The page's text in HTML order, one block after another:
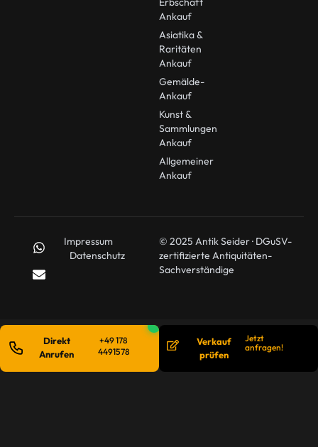
Ankauf
Asiatika &
Raritäten
Ankauf
Gemälde-
Ankauf
Kunst &
Sammlungen
Ankauf
Allgemeiner
Ankauf
Impressum
Datenschutz
© 2025 Antik Seider · DGuSV-
zertifizierte Antiquitäten-
Sachverständige
Direkt
Anrufen
+49 178
4491578
Verkauf
prüfen
Jetzt
anfragen!